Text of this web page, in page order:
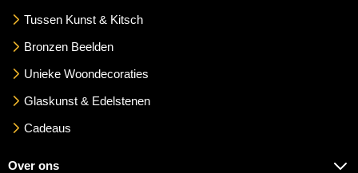
Tussen Kunst & Kitsch
Bronzen Beelden
Unieke Woondecoraties
Glaskunst & Edelstenen
Cadeaus
Over ons